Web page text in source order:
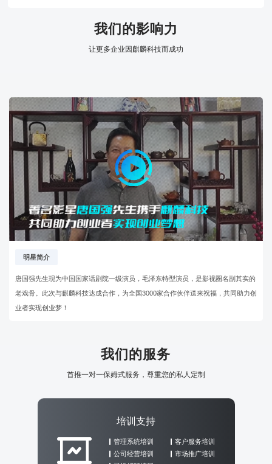
我们的影响力
让更多企业因麒麟科技而成功
明星简介
唐国强先生现为中国国家话剧院一级演员，毛泽东特型演员，是影视圈名副其实的
老戏骨。此次与麒麟科技达成合作，为全国3000家合作伙伴送来祝福，共同助力创
业者实现创业梦！
我们的服务
首推一对一保姆式服务，尊重您的私人定制
培训支持
管理系统培训
公司经营培训
客户服务培训
市场推广培训